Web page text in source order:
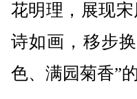
花明理，展现
诗如画，移步
色、满园菊香”